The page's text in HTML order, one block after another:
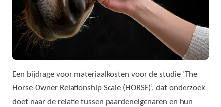
Een bijdrage voor materiaalkosten voor de studie ‘The
Horse-Owner Relationship Scale (HORSE)’, dat onderzoek
doet naar de relatie tussen paardeneigenaren en hun